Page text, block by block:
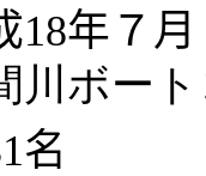
18年７
川ボー
名